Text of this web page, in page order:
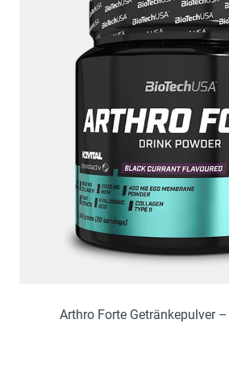
Arthro Forte Getränkepulver